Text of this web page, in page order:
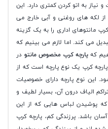
به اتو کردن کمتری دارد. این
لکه های روغنی و آبی خارج می
مانتوهای اداری را به یک گزینه
می کند. اما لازم می بینیم که
کهپارچه کرپ مخصوص مانتو در
کرپ یک نوع پارچه است که از
این نوع پارچه دارای خصوصیات
الیاف درون آن، بسیار لطیف و
پوشیدن لباس هایی که از این
باشد. پرزندگی کم، پارچه کرپ